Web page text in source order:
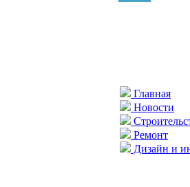
Главная
Новости
Ремонт
Дизайн и